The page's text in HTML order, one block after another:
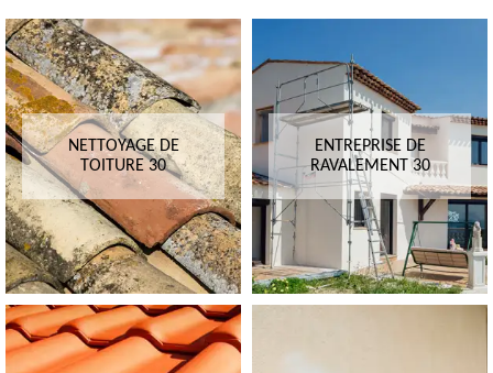
NETTOYAGE DE
TOITURE 30
ENTREPRISE DE
RAVALEMENT 30